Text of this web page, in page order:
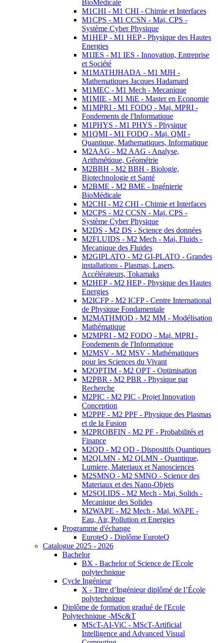
BioMédicale
M1CHI - M1 CHI - Chimie et Interfaces
M1CPS - M1 CCSN - Maj. CPS -
Système Cyber Physique
M1HEP - M1 HEP - Physique des Hautes
Energies
M1IES - M1 IES - Innovation, Entreprise
et Société
M1MATHJHADA - M1 MJH -
Mathematiques Jacques Hadamard
M1MEC - M1 Mech - Mecanique
M1MIE - M1 MiE - Master en Economie
M1MPRI - M1 FODQ - Maj. MPRI -
Fondements de l'Informatique
M1PHYS - M1 PHYS - Physique
M1QMI - M1 FODQ - Maj. QMI -
Quantique, Mathematiques, Informatique
M2AAG - M2 AAG - Analyse,
Arithmétique, Géométrie
M2BBH - M2 BBH - Biologie,
Biotechnologie et Santé
M2BME - M2 BME - Ingénierie
BioMédicale
M2CHI - M2 CHI - Chimie et Interfaces
M2CPS - M2 CCSN - Maj. CPS -
Système Cyber Physique
M2DS - M2 DS - Science des données
M2FLUIDS - M2 Mech - Maj. Fluids -
Mecanique des Fluides
M2GIPLATO - M2 GI-PLATO - Grandes
installations - Plasmas, Lasers,
Accélérateurs, Tokamaks
M2HEP - M2 HEP - Physique des Hautes
Energies
M2ICFP - M2 ICFP - Centre International
de Physique Fondamentale
M2MATHMOD - M2 MM - Modélisation
Mathématique
M2MPRI - M2 FODQ - Maj. MPRI -
Fondements de l'Informatique
M2MSV - M2 MSV - Mathématiques
pour les Sciences du Vivant
M2OPTIM - M2 OPT - Optimisation
M2PBR - M2 PBR - Physique par
Recherche
M2PIC - M2 PIC - Projet Innovation
Conception
M2PPF - M2 PPF - Physique des Plasmas
et de la Fusion
M2PROBFIN - M2 PF - Probabilités et
Finance
M2QD - M2 QD - Dispositifs Quantiques
M2QLMN - M2 QLMN - Quantique,
Lumiere, Materiaux et Nanosciences
M2SMNO - M2 SMNO - Science des
Materiaux et des Nano-Objets
M2SOLIDS - M2 Mech - Maj. Solids -
Mecanique des Solides
M2WAPE - M2 Mech - Maj. WAPE -
Eau, Air, Pollution et Energies
Programme d'échange
EuroteQ - Diplôme EuroteQ
Catalogue 2025 - 2026
Bachelor
BX - Bachelor of Science de l'Ecole
polytechnique
Cycle Ingénieur
X - Titre d’Ingénieur diplômé de l’École
polytechnique
Diplôme de formation gradué de l'Ecole
Polytechnique -MSc&T
MScT-AI-ViC - MScT-Artificial
Intelligence and Advanced Visual